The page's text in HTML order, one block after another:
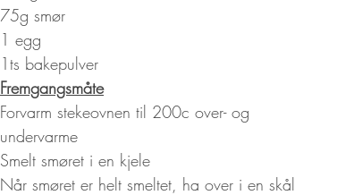
75g smør
1 egg
1ts bakepulver
Fremgangsmåte
Forvarm stekeovnen til 200c over- og
undervarme
Smelt smøret i en kjele
Når smøret er helt smeltet, ha over i en skål